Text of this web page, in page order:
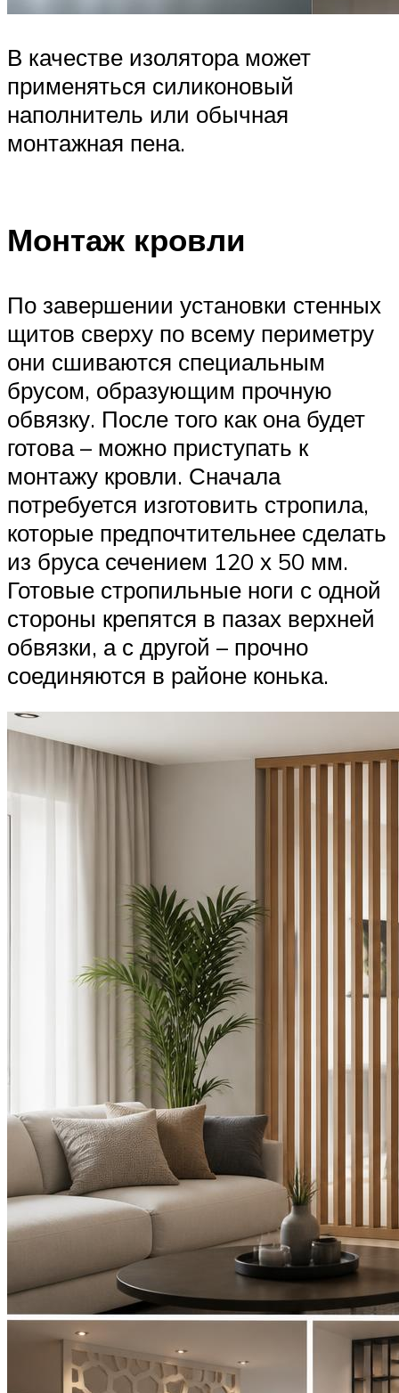
В качестве изолятора может
применяться силиконовый
наполнитель или обычная
монтажная пена.
Монтаж кровли
По завершении установки стенных
щитов сверху по всему периметру
они сшиваются специальным
брусом, образующим прочную
обвязку. После того как она будет
готова – можно приступать к
монтажу кровли. Сначала
потребуется изготовить стропила,
которые предпочтительнее сделать
из бруса сечением 120 х 50 мм.
Готовые стропильные ноги с одной
стороны крепятся в пазах верхней
обвязки, а с другой – прочно
соединяются в районе конька.